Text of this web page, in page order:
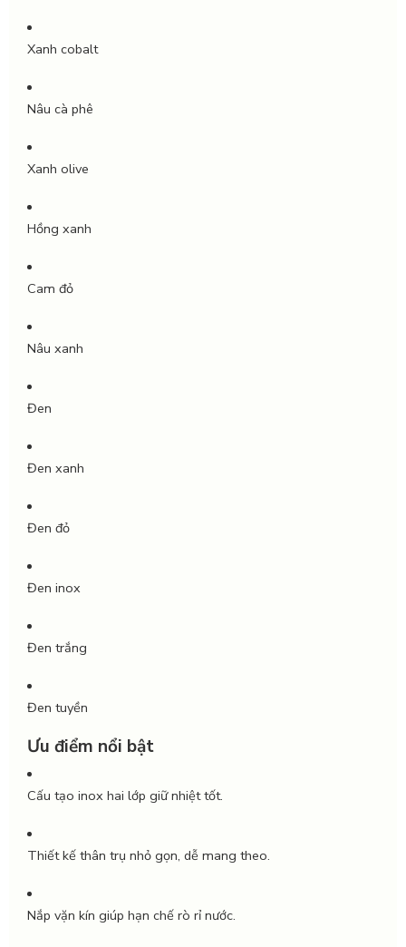
Xanh cobalt
Nâu cà phê
Xanh olive
Hồng xanh
Cam đỏ
Nâu xanh
Đen
Đen xanh
Đen đỏ
Đen inox
Đen trắng
Đen tuyền
Ưu điểm nổi bật
Cấu tạo inox hai lớp giữ nhiệt tốt.
Thiết kế thân trụ nhỏ gọn, dễ mang theo.
Nắp vặn kín giúp hạn chế rò rỉ nước.